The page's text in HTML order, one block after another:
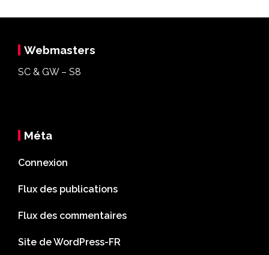
Webmasters
SC & GW – S8
Méta
Connexion
Flux des publications
Flux des commentaires
Site de WordPress-FR